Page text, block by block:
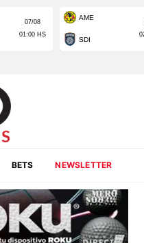
BETS NEWSLETTER